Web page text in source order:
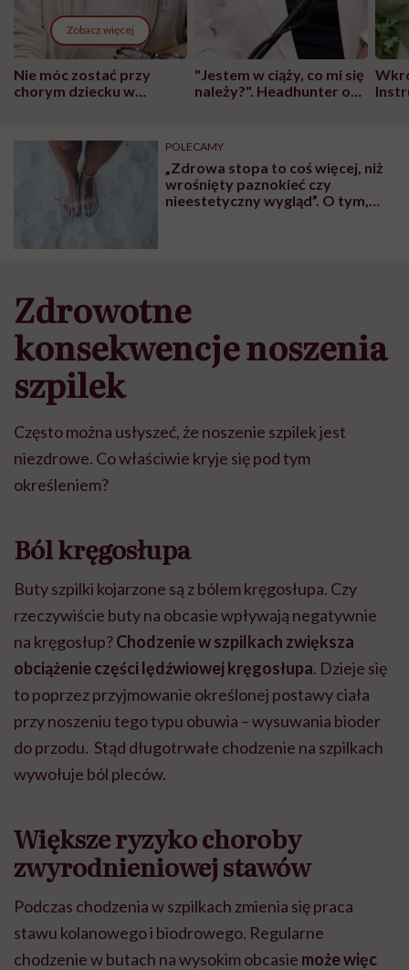
Zobacz więcej
Nie móc zostać przy
chorym dziecku w
może chyba tylko
głupota i brak
wyobraźni"
"Jestem w ciąży, co mi się
należy?". Headhunter o
pracy
POLECAMY
„Zdrowa stopa to coś więcej, niż
wrośnięty paznokieć czy
nieestetyczny wygląd”. O tym,
Zdrowotne
konsekwencje noszenia
szpilek
Często można usłyszeć, że noszenie szpilek jest
niezdrowe. Co właściwie kryje się pod tym
określeniem?
Ból kręgosłupa
Buty szpilki kojarzone są z bólem kręgosłupa. Czy
rzeczywiście buty na obcasie wpływają negatywnie
na kręgosłup?Chodzenie w szpilkach zwiększa
obciążenie części lędźwiowej kręgosłupa. Dzieje się
to poprzez przyjmowanie określonej postawy ciała
przy noszeniu tego typu obuwia – wysuwania bioder
do przodu. Stąd długotrwałe chodzenie na szpilkach
wywołuje ból pleców.
Większe ryzyko choroby
zwyrodnieniowej stawów
Podczas chodzenia w szpilkach zmienia się praca
stawu kolanowego i biodrowego. Regularne
chodzenie w butach na wysokim obcasie może więc